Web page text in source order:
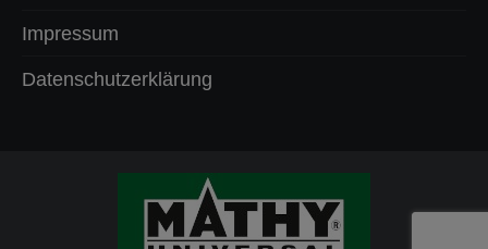
Fenster
FensterFenster
Impressum
Datenschutzerklärung